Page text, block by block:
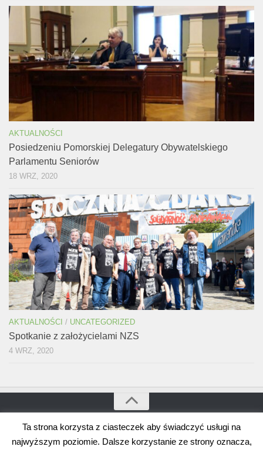
AKTUALNOŚCI
Posiedzeniu Pomorskiej Delegatury Obywatelskiego
Parlamentu Seniorów
18 WRZ, 2020
AKTUALNOŚCI / UNCATEGORIZED
Spotkanie z założycielami NZS
4 WRZ, 2020
Bogdan Borusewicz © 2026. Wszystkie prawa zastrzeżone
Wspierane przez WordPress. Szablon autorstwaAlx.
Ta strona korzysta z ciasteczek aby świadczyć usługi na
najwyższym poziomie. Dalsze korzystanie ze strony oznacza,